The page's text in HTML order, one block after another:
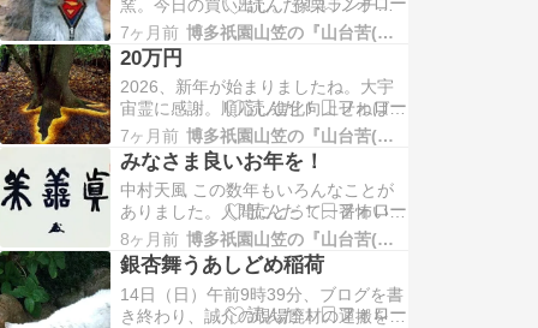
「天皇の国史」をちょい読み。だらけ
た身が引き締まった。 午後5…
窯。今日の買い出し。 篠栗ランチ、
健康長寿丼。 コーヒーも保温。 ろく
ろ作業の効率アップを図って、ろくろ
テーブル上に置く六角板を検討。 12
ミリ厚のベニヤをカット。 乗せてみ
る。良い感じ。 どんどんカット。全
部はしきらんやった。 博多に戻り、
櫛…
7ヶ月前 博多祇園山笠の『山台苦(山大工)』日記
20万円
2026、新年が始まりましたね。大宇
宙霊に感謝。順応し進化向上せねば！
12月28日（日）午後12時8分の筑前
亭。これも健康長寿食だな！ 夕方か
らは姉御と「酒一番」。 帰り道、櫛
田神櫛田神社に寄って、 腹立つの抑
え、新しい「どんぽ」を咥えさせたば
っかりの鶴に、またもや新しい「ど…
7ヶ月前 博多祇園山笠の『山台苦(山大工)』日記
みなさま良いお年を！
中村天風 この数年もいろんなことが
ありました。人間にとって一番怖いの
は人間であり、また人間にとって一番
大切なのは人間だと思う、波乱万丈の
人生でした。読者の皆様にとって、来
年が幸多い年になりますよう心より御
祈念いたします。 21日（日）午前9時
8ヶ月前 博多祇園山笠の『山台苦(山大工)』日記
銀杏舞うあしどめ稲荷
14日（日）午前9時39分、ブログを書
き終わり、誠介の現場廃材の運搬を頼